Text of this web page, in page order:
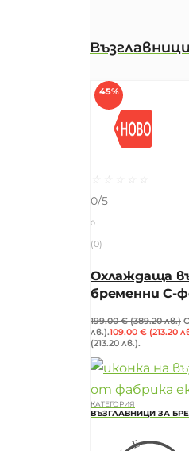
45%
☆ ☆ ☆ ☆
☆
0/5
0
(0)
Охлаждаща
бременни C-
199.00€ (389.20 лв.)
лв.).109.00 € (213.20
(213.20 лв.).
КАТЕГОРИЯ
ВЪЗГЛАВНИЦИ ЗА